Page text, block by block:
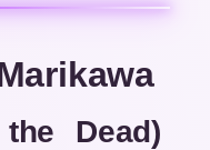
Dead)